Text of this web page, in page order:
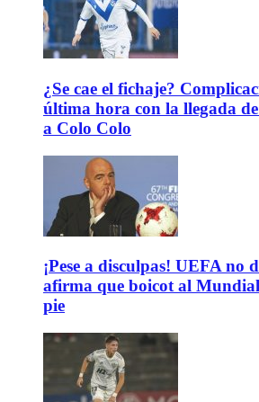
¿Se cae el fichaje?
última hora con la llegada
a Colo Colo
¡Pese a disculpas! UEFA no
afirma que boicot al
pie